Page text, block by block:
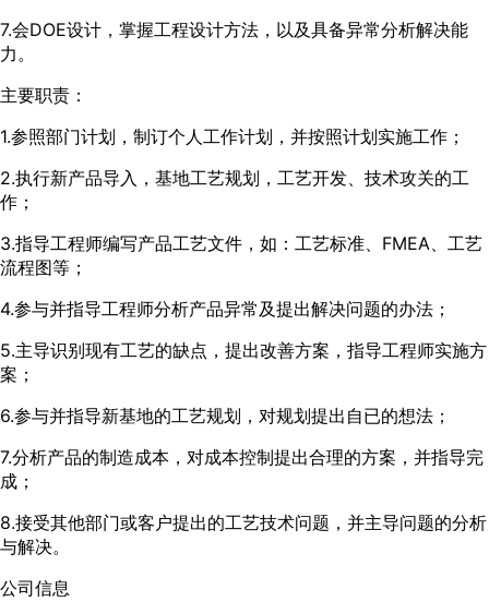
7.会DOE设计，掌握工程设计方法，以及具备异常分析解决能
力。
主要职责：
1.参照部门计划，制订个人工作计划，并按照计划实施工作；
2.执行新产品导入，基地工艺规划，工艺开发、技术攻关的工
作；
3.指导工程师编写产品工艺文件，如：工艺标准、FMEA、工艺
流程图等；
4.参与并指导工程师分析产品异常及提出解决问题的办法；
5.主导识别现有工艺的缺点，提出改善方案，指导工程师实施方
案；
6.参与并指导新基地的工艺规划，对规划提出自已的想法；
7.分析产品的制造成本，对成本控制提出合理的方案，并指导完
成；
8.接受其他部门或客户提出的工艺技术问题，并主导问题的分析
与解决。
公司信息